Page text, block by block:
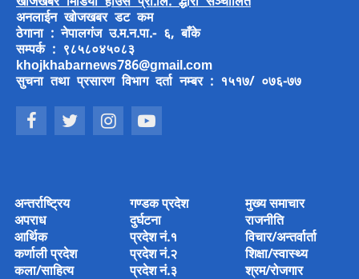
अनलाईन खोजखबर डट कम
ठेगाना : नेपालगंज उ.म.न.पा.- ६, बाँके
सम्पर्क : ९८५८०४५०८३
khojkhabarnews786@gmail.com
सुचना तथा प्रसारण विभाग दर्ता नम्बर : १५१७/ ०७६-७७
अन्तर्राष्ट्रिय
अपराध
आर्थिक
कर्णाली प्रदेश
कला/साहित्य
गण्डक प्रदेश
दुर्घटना
प्रदेश नं.१
प्रदेश नं.२
प्रदेश नं.३
मुख्य समाचार
राजनीति
विचार/अन्तर्वार्ता
शिक्षा/स्वास्थ्य
श्रम/रोजगार